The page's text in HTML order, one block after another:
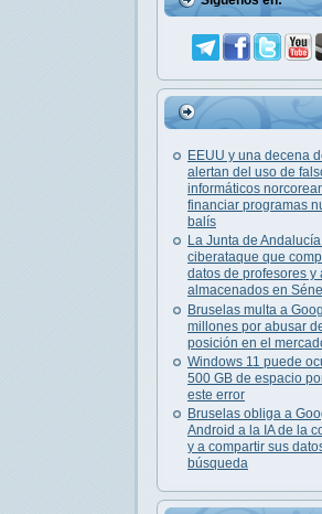
EEUU y una decena
alertan del uso de
informáticos
financiar programas
balís
La Junta de
ciberataque que
datos de profesores y
almacenados en
Bruselas multa a
millones por abusar
posición en el
Windows 11 puede
500 GB de espacio
este error
Bruselas obliga a
Android a la IA de la
y a compartir sus
búsqueda